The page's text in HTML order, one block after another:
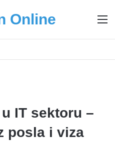
Online
IT sektoru –
posla i viza